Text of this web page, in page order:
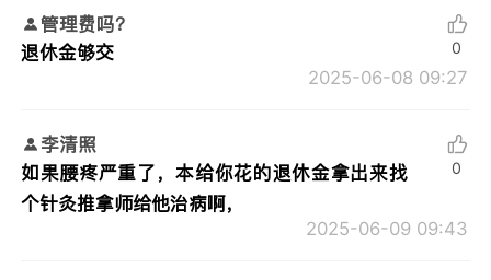
管理费吗？
退休金够交
2025-06-08 09:27
0
李清照
如果腰疼严重了，本给你花的退休金拿出来找
个针灸推拿师给他治病啊，
2025-06-09 09:43
0